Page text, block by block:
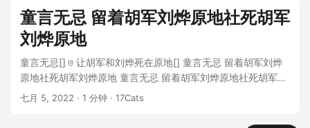
童言无忌 留着胡军刘烨原地社死胡军
刘烨原地
童言无忌[] 𞓜 让胡军和刘烨死在原地[] 童言无忌 留着胡军刘烨
原地社死胡军刘烨原地 童言无忌 留着胡军刘烨原地社死胡军刘
烨原地929440f89bf...
七月 5, 2022 · 1 分钟 · 17Cats